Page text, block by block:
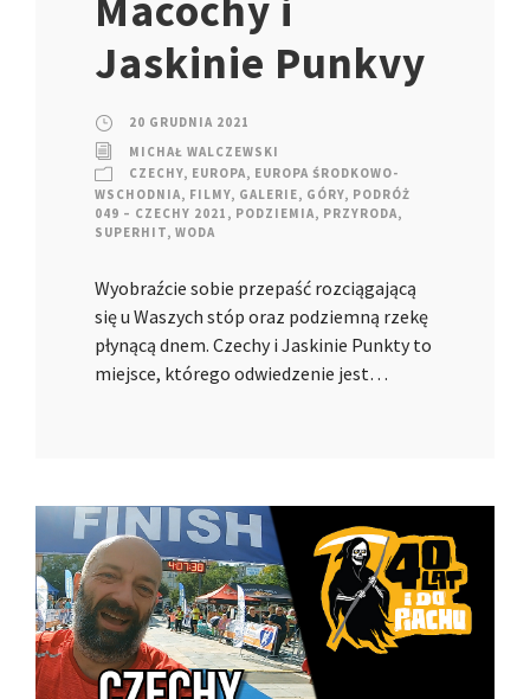
Macochy i
Jaskinie Punkvy
20 GRUDNIA 2021
MICHAŁ WALCZEWSKI
CZECHY, EUROPA, EUROPA ŚRODKOWO-
WSCHODNIA, FILMY, GALERIE, GÓRY, PODRÓŻ
049 – CZECHY 2021 , PODZIEMIA, PRZYRODA,
SUPERHIT, WODA
Wyobraźcie sobie przepaść rozciągającą
się u Waszych stóp oraz podziemną rzekę
płynącą dnem. Czechy i Jaskinie Punkty to
miejsce, którego odwiedzenie jest…